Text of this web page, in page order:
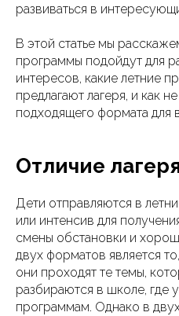
развиваться в
В этой статье мы
программы подойдут для
интересов, какие летние
предлагают лагеря, и как
подходящего формата для
Отличие
Дети отправляются в
или интенсив для
смены обстановки и
двух форматов является
они проходят те темы,
разбираются в школе, где
программам. Однако в